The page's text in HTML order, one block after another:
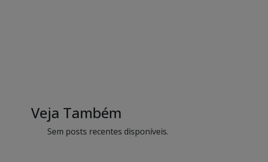
Veja Também
Sem posts recentes disponíveis.